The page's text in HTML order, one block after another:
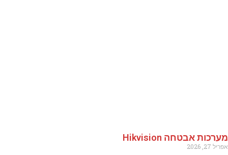
מערכות אבטחה Hikvision
אפריל 27, 2026